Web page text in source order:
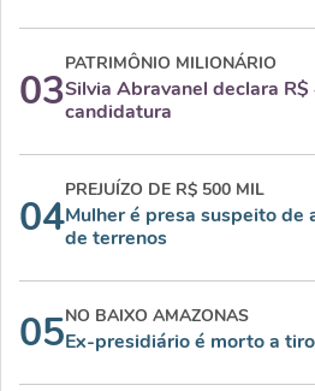
03
PATRIMÔNIO MILIONÁRIO
Silvia Abravanel declara
candidatura
04
PREJUÍZO DE R$ 500 MIL
Mulher é presa suspeito de
de terrenos
05NO BAIXO AMAZONAS
Ex-presidiário é morto a